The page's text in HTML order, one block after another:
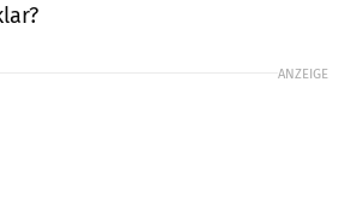
ANZEIGE